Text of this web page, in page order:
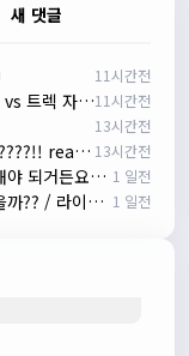
새 댓글
11시간전
"여름철 아아 녹는 속도 vs 트렉 자전거 고장 나는 속도 ㅋㅋㅋ 입문용 MTB 끝판왕 추천"11시간전
13시간전
진짜…………괜찮아요????!! really okay?😱너무 아플것 같아……ㅜㅜ 13시간전
원래는 피나는 훈련을 해야 되거든요? 근데 다들 너무 힘들어하니까 우리가 치트키를 좀 써드릴게요. 아, KC 인증이 안나온다고요? 그럼 뭐... 얼른 훈련하러 안나가고 뭐하세요? 1 일전
티타늄 자전거 진짜 좋을까?? / 라이트스피드 얼티밋 리뷰 1 일전
하시기 바랍니
보내세요~~